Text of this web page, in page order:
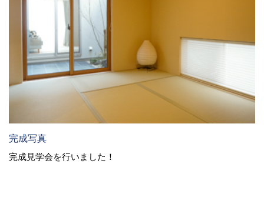
完成写真
完成見学会を行いました！